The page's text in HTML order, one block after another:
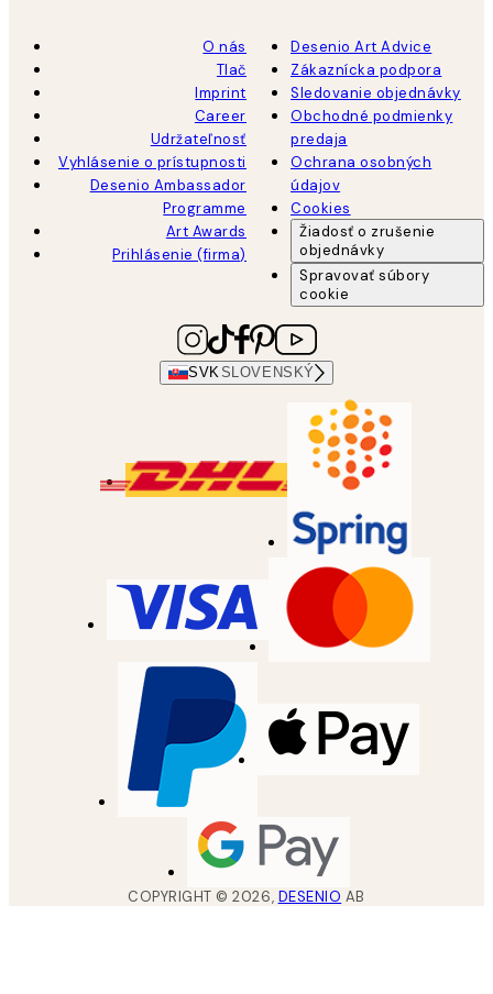
O nás
Tlač
Imprint
Career
Udržateľnosť
Vyhlásenie o prístupnosti
Desenio Ambassador
Programme
Art Awards
Prihlásenie (firma)
Desenio Art Advice
Zákaznícka podpora
Sledovanie objednávky
Obchodné podmienky
predaja
Ochrana osobných
údajov
Cookies
Žiadosť o zrušenie
objednávky
Spravovať súbory
cookie
SVKSLOVENSKÝ
COPYRIGHT ©2026, DESENIO AB